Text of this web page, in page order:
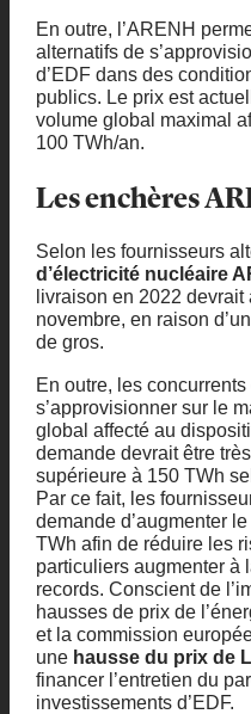
En outre, l’ARENH
alternatifs de
d’EDF dans des
publics. Le prix est
volume global maximal
100 TWh/an.
Les enchères
Selon les fournisseurs
d’électricité nucléaire
livraison en 2022
novembre, en raison
de gros.
En outre, les
s’approvisionner sur le
global affecté au
demande devrait être
supérieure à 150 TWh
Par ce fait, les
demande d’augmenter
TWh afin de réduire les
particuliers augmenter à
records. Conscient de
hausses de prix de
et la commission
une hausse du prix de
financer l’entretien du
investissements d’EDF.